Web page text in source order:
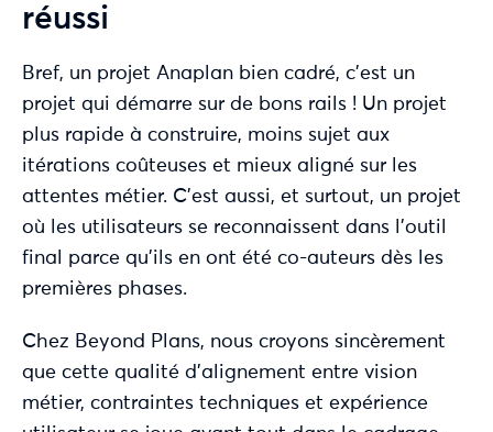
réussi
Bref, un projet Anaplan bien cadré, c’est un
projet qui démarre sur de bons rails ! Un projet
plus rapide à construire, moins sujet aux
itérations coûteuses et mieux aligné sur les
attentes métier. C’est aussi, et surtout, un projet
où les utilisateurs se reconnaissent dans l’outil
final parce qu’ils en ont été co-auteurs dès les
premières phases.
Chez Beyond Plans, nous croyons sincèrement
que cette qualité d’alignement entre vision
métier, contraintes techniques et expérience